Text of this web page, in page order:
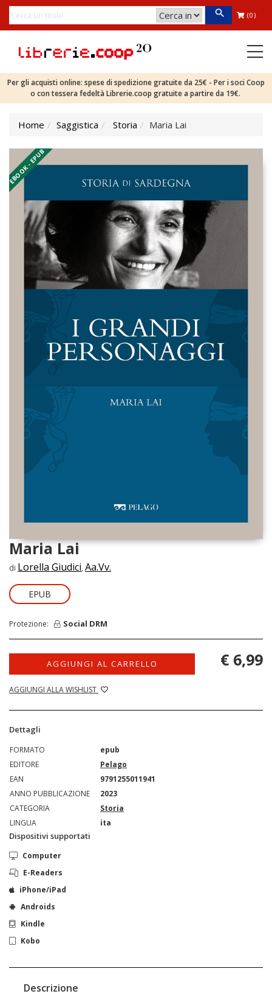
(0)
Per gli acquisti online: spese di spedizione gratuite da 25€ - Per i soci Coop
o con tessera fedeltà Librerie.coop gratuite a partire da 19€.
Home Saggistica Storia Maria Lai
EBOOK - EPUB
Maria Lai
di Lorella Giudici, Aa.Vv.
EPUB
Protezione: Social DRM
AGGIUNGI AL CARRELLO
AGGIUNGI ALLA WISHLIST
€ 6,99
Dettagli
FORMATO
epub
EDITORE
Pelago
EAN
9791255011941
ANNO PUBBLICAZIONE
2023
CATEGORIA
Storia
LINGUA
ita
Dispositivi supportati
Computer
E-Readers
iPhone/iPad
Androids
Kindle
Kobo
Descrizione